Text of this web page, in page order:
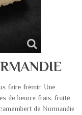
faire frémir. Une
de beurre frais, fruité
de Normandie